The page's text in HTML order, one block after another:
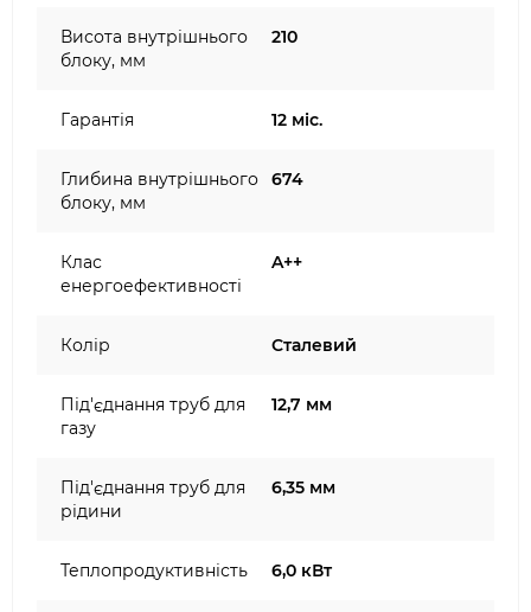
Висота внутрішнього
блоку, мм
210
Гарантія 12 міс.
Глибина внутрішнього
блоку, мм
674
Клас
енергоефективності
A++
Колір Сталевий
Під'єднання труб для
газу
12,7 мм
Під'єднання труб для
рідини
6,35 мм
Теплопродуктивність 6,0 кВт